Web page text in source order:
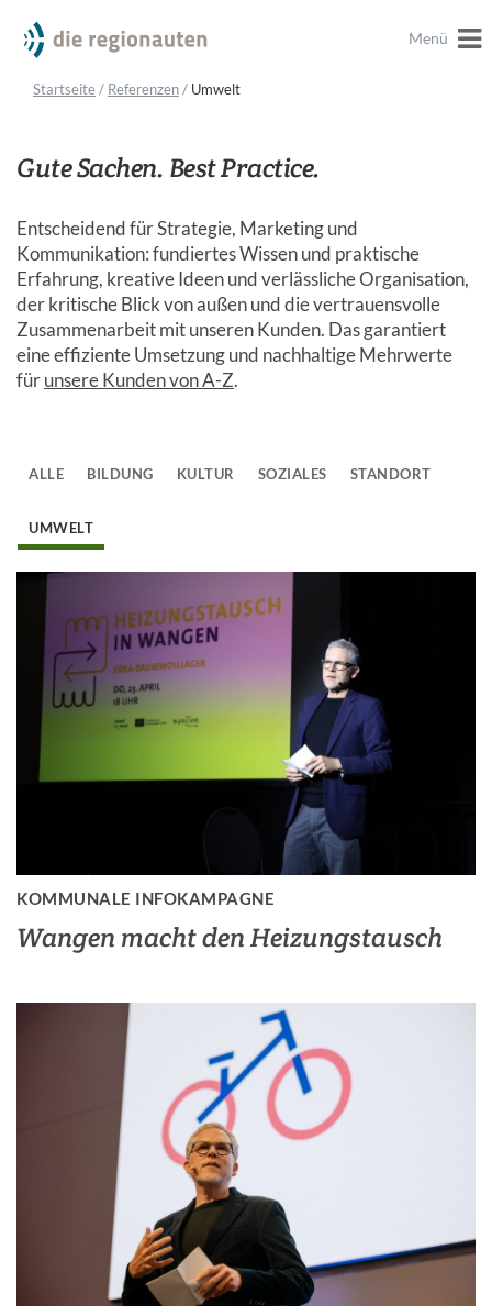
Menü
Startseite/ Referenzen/ Umwelt
Gute Sachen. Best Practice.
Entscheidend für Strategie, Marketing und
Kommunikation: fundiertes Wissen und praktische
Erfahrung, kreative Ideen und verlässliche Organisation,
der kritische Blick von außen und die vertrauensvolle
Zusammenarbeit mit unseren Kunden. Das garantiert
eine effiziente Umsetzung und nachhaltige Mehrwerte
fürunsere Kunden von A-Z.
ALLE BILDUNG KULTUR SOZIALES STANDORT
UMWELT
KOMMUNALE INFOKAMPAGNE
Wangen macht den Heizungstausch